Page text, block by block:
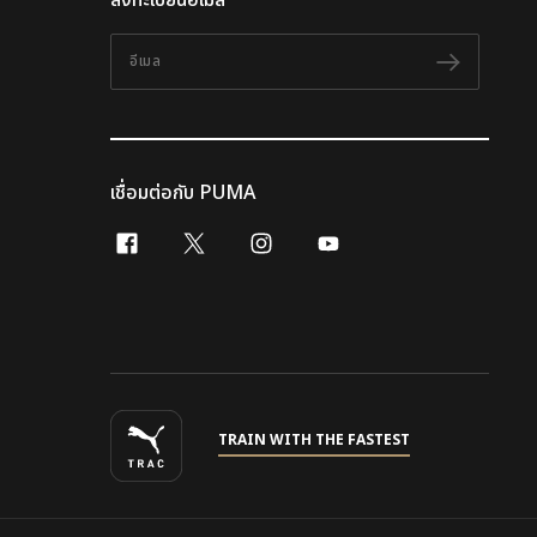
อีเมล
ติดตาม
เชื่อมต่อกับ PUMA
facebook
x-twitterinstagram
youtube
TRAIN WITH THE FASTEST